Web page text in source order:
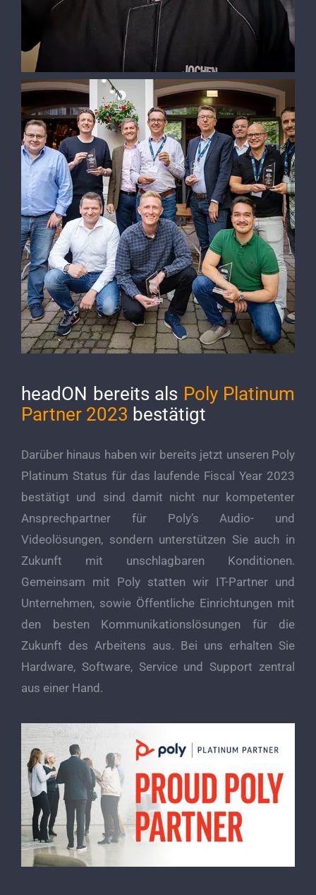
headON bereits als Poly Platinum
Partner 2023 bestätigt
Darüber hinaus haben wir bereits jetzt unseren Poly
Platinum Status für das laufende Fiscal Year 2023
bestätigt und sind damit nicht nur kompetenter
Ansprechpartner für Poly’s Audio- und
Videolösungen, sondern unterstützen Sie auch in
Zukunft mit unschlagbaren Konditionen.
Gemeinsam mit Poly statten wir IT-Partner und
Unternehmen, sowie Öffentliche Einrichtungen mit
den besten Kommunikationslösungen für die
Zukunft des Arbeitens aus. Bei uns erhalten Sie
Hardware, Software, Service und Support zentral
aus einer Hand.